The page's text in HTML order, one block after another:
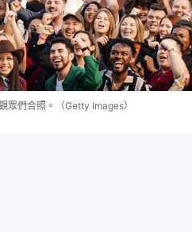
眾們合照。（Getty Images）